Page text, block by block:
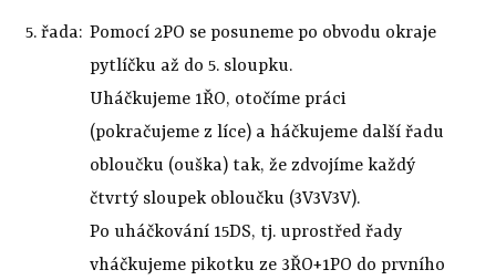
5. řada: Pomocí 2PO se posuneme po obvodu okraje
pytlíčku až do 5. sloupku.
Uháčkujeme 1ŘO, otočíme práci
(pokračujeme z líce) a háčkujeme další řadu
obloučku (ouška) tak, že zdvojíme každý
čtvrtý sloupek obloučku (3V3V3V).
Po uháčkování 15DS, tj. uprostřed řady
vháčkujeme pikotku ze 3ŘO+1PO do prvního